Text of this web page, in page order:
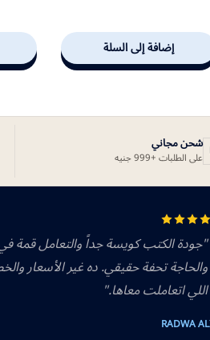
إضافة إلى السلة
شحن مجاني
على الطلبات +999 جنيه
"جودة الكتب كويسة جداً والتعامل قمة
والحاجة تحفة حقيقي. ده غير الأسعار
اللي اتعاملت معاها."